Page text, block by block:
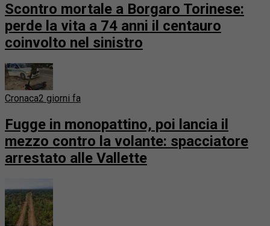
Scontro mortale a Borgaro Torinese:
perde la vita a 74 anni il centauro
coinvolto nel sinistro
Cronaca2 giorni fa
Fugge in monopattino, poi lancia il
mezzo contro la volante: spacciatore
arrestato alle Vallette